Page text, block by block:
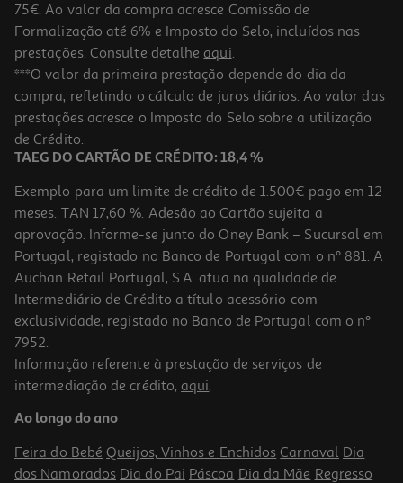
4.5
Escova Dentes Auchan Cabeça Trocável Clássica Média 1 Cabo + 2
Recargas
2.49 €/un
2,49 €
Escova Auchan Dentes Com Tampa Completa Média 1un
1.05 €/un
1,05 €
75€. Ao valor da compra acresce Comissão de
Formalização até 6% e Imposto do Selo, incluídos nas
prestações. Consulte detalhe aqui.
***O valor da primeira prestação depende do dia da
compra, refletindo o cálculo de juros diários. Ao valor das
prestações acresce o Imposto do Selo sobre a utilização
de Crédito.
TAEG DO CARTÃO DE CRÉDITO: 18,4 %
Exemplo para um limite de crédito de 1.500€ pago em 12
meses. TAN 17,60 %. Adesão ao Cartão sujeita a
aprovação. Informe-se junto do Oney Bank – Sucursal em
Portugal, registado no Banco de Portugal com o nº 881. A
Auchan Retail Portugal, S.A. atua na qualidade de
Intermediário de Crédito a título acessório com
exclusividade, registado no Banco de Portugal com o nº
7952.
Informação referente à prestação de serviços de
intermediação de crédito, aqui.
Ao longo do ano
Feira do Bebé Queijos, Vinhos e Enchidos Carnaval Dia
dos Namorados Dia do Pai Páscoa Dia da Mãe Regresso